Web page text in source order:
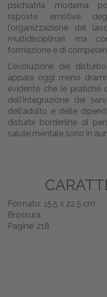
psichiatria moderna
risposte emotive
l'organizzazione del
multidisciplinari, ma
formazione e di
L'evoluzione del
appare oggi meno
evidente che le pratiche
dell'integrazione dei
dell'adulto e delle
disturbi borderline di
salute mentale sono in
Formato: 15,5 x 22,5 cm
Brossura
Pagine: 218